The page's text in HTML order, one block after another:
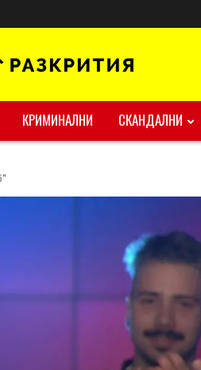
КРИМИНАЛНИ СКАНДАЛНИ